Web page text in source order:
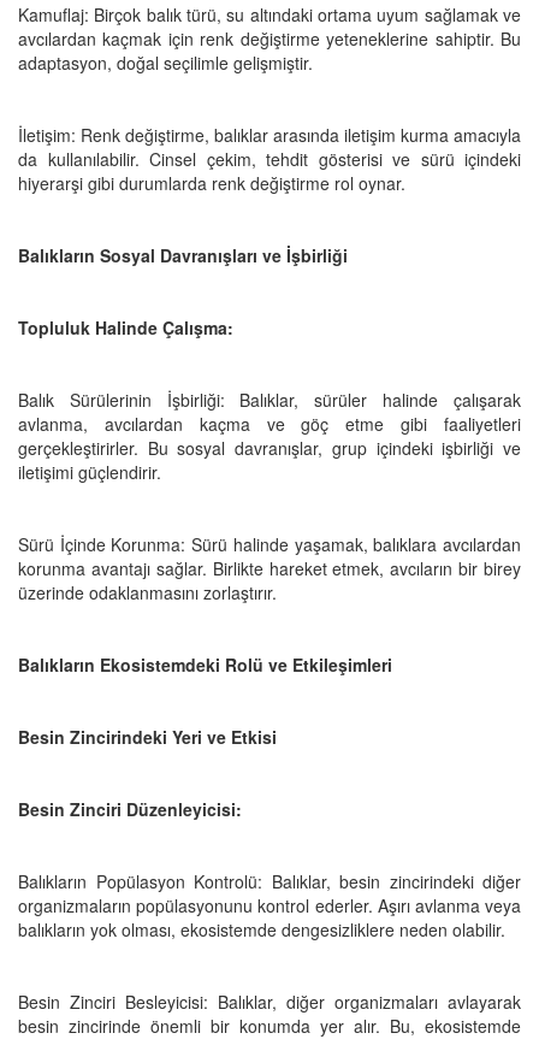
Kamuflaj: Birçok balık türü, su altındaki ortama uyum sağlamak ve
avcılardan kaçmak için renk değiştirme yeteneklerine sahiptir. Bu
adaptasyon, doğal seçilimle gelişmiştir.
İletişim: Renk değiştirme, balıklar arasında iletişim kurma amacıyla
da kullanılabilir. Cinsel çekim, tehdit gösterisi ve sürü içindeki
hiyerarşi gibi durumlarda renk değiştirme rol oynar.
Balıkların Sosyal Davranışları ve İşbirliği
Topluluk Halinde Çalışma:
Balık Sürülerinin İşbirliği: Balıklar, sürüler halinde çalışarak
avlanma, avcılardan kaçma ve göç etme gibi faaliyetleri
gerçekleştirirler. Bu sosyal davranışlar, grup içindeki işbirliği ve
iletişimi güçlendirir.
Sürü İçinde Korunma: Sürü halinde yaşamak, balıklara avcılardan
korunma avantajı sağlar. Birlikte hareket etmek, avcıların bir birey
üzerinde odaklanmasını zorlaştırır.
Balıkların Ekosistemdeki Rolü ve Etkileşimleri
Besin Zincirindeki Yeri ve Etkisi
Besin Zinciri Düzenleyicisi:
Balıkların Popülasyon Kontrolü: Balıklar, besin zincirindeki diğer
organizmaların popülasyonunu kontrol ederler. Aşırı avlanma veya
balıkların yok olması, ekosistemde dengesizliklere neden olabilir.
Besin Zinciri Besleyicisi: Balıklar, diğer organizmaları avlayarak
besin zincirinde önemli bir konumda yer alır. Bu, ekosistemde